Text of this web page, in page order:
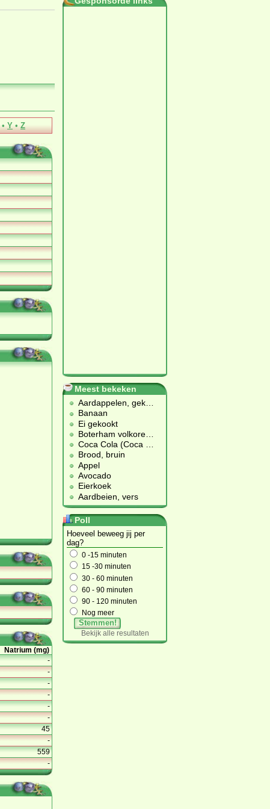
• Y • Z
Natrium (mg)
-
-
-
-
-
-
45
-
559
-
Meest bekeken
Aardappelen, gek
Banaan
Ei gekookt
Boterham volkore
Coca Cola (Coca
Brood, bruin
Appel
Avocado
Eierkoek
Aardbeien, vers
Poll
Hoeveel beweeg jij per
dag?
0 -15 minuten
15 -30 minuten
30 - 60 minuten
60 - 90 minuten
90 - 120 minuten
Nog meer
Stemmen!
Bekijk alle resultaten